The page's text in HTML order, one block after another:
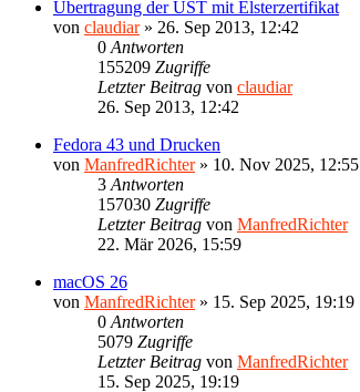
Übertragung der UST mit Elsterzertifikat
von claudiar» 26. Sep 2013, 12:42
0 Antworten
155209 Zugriffe
Letzter Beitrag von claudiar
26. Sep 2013, 12:42
Fedora 43 und Drucken
von ManfredRichter» 10. Nov 2025, 12:55
3 Antworten
157030 Zugriffe
Letzter Beitrag von ManfredRichter
22. Mär 2026, 15:59
macOS 26
von ManfredRichter» 15. Sep 2025, 19:19
0 Antworten
5079 Zugriffe
Letzter Beitrag von ManfredRichter
15. Sep 2025, 19:19